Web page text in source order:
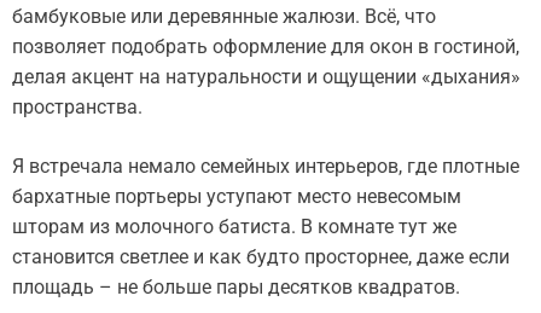
бамбуковые или деревянные жалюзи. Всё, что
позволяет подобрать оформление для окон в гостиной,
делая акцент на натуральности и ощущении «дыхания»
пространства.
Я встречала немало семейных интерьеров, где плотные
бархатные портьеры уступают место невесомым
шторам из молочного батиста. В комнате тут же
становится светлее и как будто просторнее, даже если
площадь – не больше пары десятков квадратов.